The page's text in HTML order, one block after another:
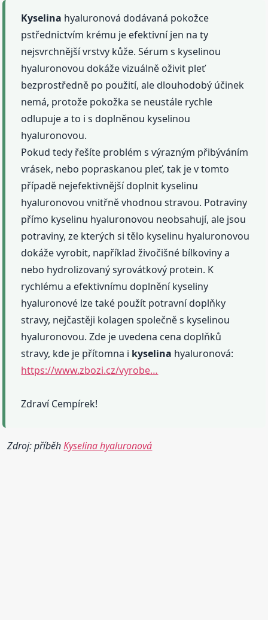
Kyselina hyaluronová dodávaná pokožce
pstřednictvím krému je efektivní jen na ty
nejsvrchnější vrstvy kůže. Sérum s kyselinou
hyaluronovou dokáže vizuálně oživit pleť
bezprostředně po použití, ale dlouhodobý účinek
nemá, protože pokožka se neustále rychle
odlupuje a to i s doplněnou kyselinou
hyaluronovou.
Pokud tedy řešíte problém s výrazným přibýváním
vrásek, nebo popraskanou pleť, tak je v tomto
případě nejefektivnější doplnit kyselinu
hyaluronovou vnitřně vhodnou stravou. Potraviny
přímo kyselinu hyaluronovou neobsahují, ale jsou
potraviny, ze kterých si tělo kyselinu hyaluronovou
dokáže vyrobit, například živočišné bílkoviny a
nebo hydrolizovaný syrovátkový protein. K
rychlému a efektivnímu doplnění kyseliny
hyaluronové lze také použít potravní doplňky
stravy, nejčastěji kolagen společně s kyselinou
hyaluronovou. Zde je uvedena cena doplňků
stravy, kde je přítomna i kyselina hyaluronová:
https://www.zbozi.cz/vyrobe…
Zdraví Cempírek!
Zdroj: příběhKyselina hyaluronová